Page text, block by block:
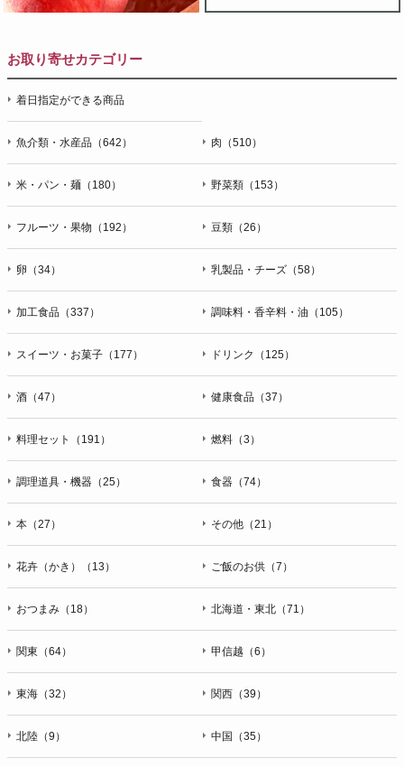
お取り寄せカテゴリー
着日指定ができる商品
魚介類・水産品（642） 肉（510）
米・パン・麺（180） 野菜類（153）
フルーツ・果物（192） 豆類（26）
卵（34） 乳製品・チーズ（58）
加工食品（337） 調味料・香辛料・油（105）
スイーツ・お菓子（177） ドリンク（125）
酒（47） 健康食品（37）
料理セット（191） 燃料（3）
調理道具・機器（25） 食器（74）
本（27） その他（21）
花卉（かき）（13） ご飯のお供（7）
おつまみ（18） 北海道・東北（71）
関東（64） 甲信越（6）
東海（32） 関西（39）
北陸（9） 中国（35）